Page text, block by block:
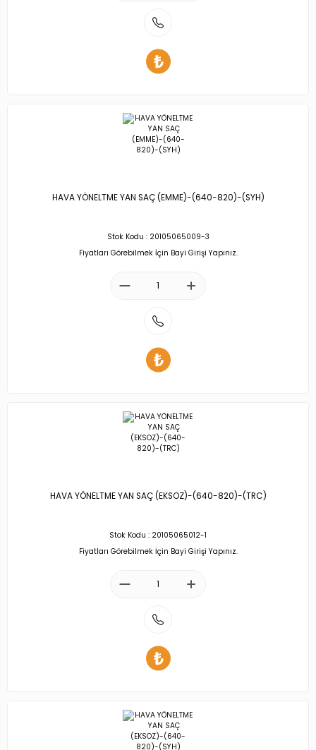
HAVA YÖNELTME YAN SAÇ (EMME)-(640-820)-(SYH)
Stok Kodu : 20105065009-3
Fiyatları Görebilmek İçin Bayi Girişi Yapınız.
HAVA YÖNELTME YAN SAÇ (EKSOZ)-(640-820)-(TRC)
Stok Kodu : 20105065012-1
Fiyatları Görebilmek İçin Bayi Girişi Yapınız.